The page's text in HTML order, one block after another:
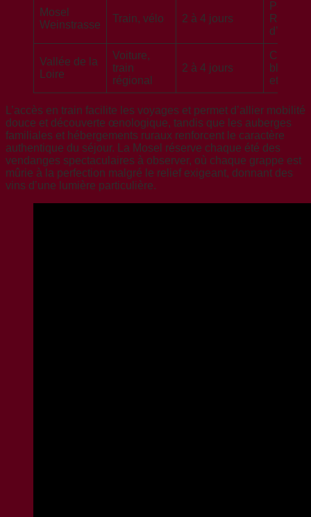
Mosel
Weinstrasse
Train, vélo 2 à 4 jours
Pentes,
Riesling
Vallée de la
Loire
Voiture,
train
régional
2 à 4 jours
blancs
et rosés
L’accès en train facilite les voyages et permet d’allier mobilité
douce et découverte œnologique, tandis que les auberges
familiales et hébergements ruraux renforcent le caractère
authentique du séjour. La Mosel réserve chaque été des
vendanges spectaculaires à observer, où chaque grappe est
mûrie à la perfection malgré le relief exigeant, donnant des
vins d’une lumière particulière.